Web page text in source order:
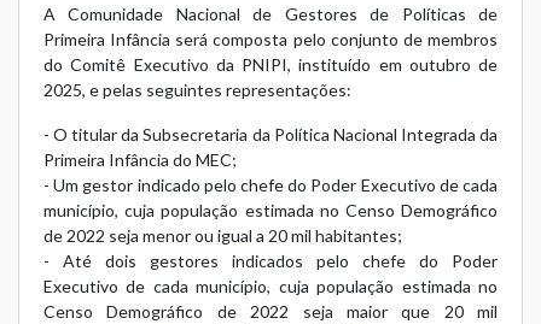
A Comunidade Nacional de Gestores de Políticas de
Primeira Infância será composta pelo conjunto de membros
do Comitê Executivo da PNIPI, instituído em outubro de
2025, e pelas seguintes representações:
- O titular da Subsecretaria da Política Nacional Integrada da
Primeira Infância do MEC;
- Um gestor indicado pelo chefe do Poder Executivo de cada
município, cuja população estimada no Censo Demográfico
de 2022 seja menor ou igual a 20 mil habitantes;
- Até dois gestores indicados pelo chefe do Poder
Executivo de cada município, cuja população estimada no
Censo Demográfico de 2022 seja maior que 20 mil